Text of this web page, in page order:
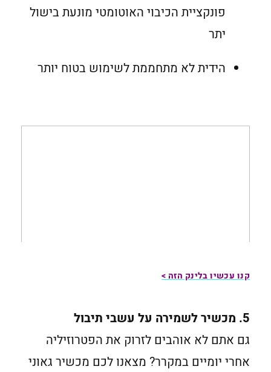
פונקציית הכיבוי האוטומטי מונעת בישול
יתר
הידית לא מתחממת לשימוש בטוח יותר
קנו עכשיו בלינק הזה >
5. מכשיר לשמירה על עשבי תיבול
גם אתם לא אוהבים לזרוק את הפטרוזיליה
אחרי יומיים במקרר? מצאנו לכם מכשיר גאוני